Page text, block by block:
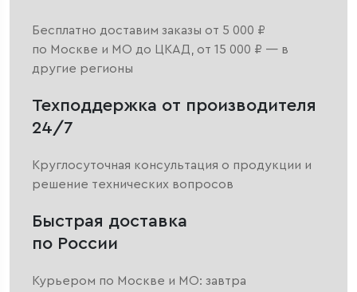
Бесплатно доставим заказы от 5 000 ₽
по Москве и МО до ЦКАД, от 15 000 ₽ — в
другие регионы
Техподдержка от производителя
24/7
Круглосуточная консультация о продукции и
решение технических вопросов
Быстрая доставка
по России
Курьером по Москве и МО: завтра